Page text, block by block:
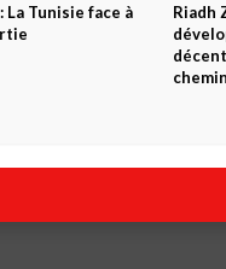
La Tunisie face à
Riadh